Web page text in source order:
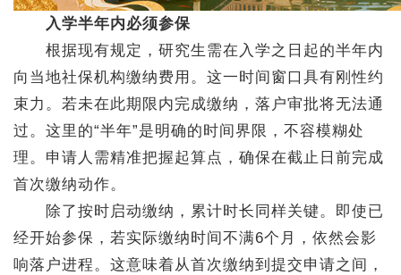
入学半年内必须参保
根据现有规定，研究生需在入学之日起的半年内
向当地社保机构缴纳费用。这一时间窗口具有刚性约
束力。若未在此期限内完成缴纳，落户审批将无法通
过。这里的“半年”是明确的时间界限，不容模糊处
理。申请人需精准把握起算点，确保在截止日前完成
首次缴纳动作。
除了按时启动缴纳，累计时长同样关键。即使已
经开始参保，若实际缴纳时间不满6个月，依然会影
响落户进程。这意味着从首次缴纳到提交申请之间，